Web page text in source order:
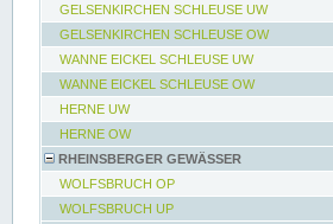
GELSENKIRCHEN SCHLEUSE UW
GELSENKIRCHEN SCHLEUSE OW
WANNE EICKEL SCHLEUSE UW
WANNE EICKEL SCHLEUSE OW
HERNE UW
HERNE OW
RHEINSBERGER GEWÄSSER
WOLFSBRUCH OP
WOLFSBRUCH UP